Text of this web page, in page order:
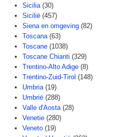
Sicilia (30)
Sicilië (457)
Siena en omgeving (82)
Toscana (63)
Toscane (1038)
Toscane Chianti (329)
Trentino-Alto Adige (8)
Trentino-Zuid-Tirol (148)
Umbria (19)
Umbrië (288)
Valle d'Aosta (28)
Venetie (280)
Veneto (19)